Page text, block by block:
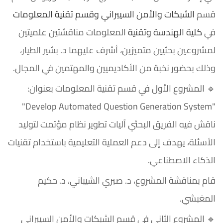
قسمالشبكات والأمن السيبرانيوقسم تقنية المعلومات
فيكلية الهندسة وتقنيةالمعلومات مناقشتين علميتين
لمشروعين بحثيين متميزين، أشرف عليهما د. بشير الطيار،
وذلك بحضور نخبة من الأكاديميين والمهتمين في المجال.
🔹 المشروع الأول في قسم تقنية المعلومات بعنوان:
"Develop Automated Question Generation System"
ناقش فيه الفريق البحثي آليات تطوير نظام مؤتمت لتوليد
الأسئلة، يهدف إلى دعم العملية التعليمية باستخدام تقنيات
الذكاء الاصطناعي.
قام بمناقشة المشروع، د. صبري الشيباني، د. حكيم
المغبشي.
🔹 المشروع الثاني في قسم الشبكات والأمن السيبراني